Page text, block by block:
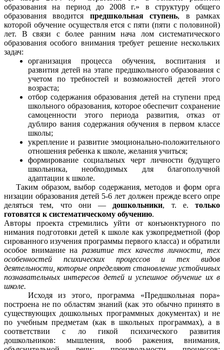
образования на период до 2008 г.» в структуру общего
образования вводится предшкольная ступень, в рамках
которой обучение осуществля ется с пяти (пяти с половиной)
лет. В связи с более ранним нача лом систематического
образования особого внимания требует решение нескольких
задач:
организация процесса обучения, воспитания и
развития детей на этапе предшкольного образования с
учетом по требностей и возможностей детей этого
возраста;
отбор содержания образования детей на ступени пред
школьного образования, которое обеспечит сохранение
самоценности этого периода развития, отказ от
дублиро вания содержания обучения в первом классе
школы;
укрепление и развитие эмоционально-положительного
отношения ребенка к школе, желания учиться;
формирование социальных черт личности будущего
школьника, необходимых для благополучной
адаптации к школе.
Таким образом, выбор содержания, методов и форм орга
низации образования детей 5-6 лет должен прежде всего опре
деляться тем, что они — дошкольники, т. е. только
готовятся к систематическому обучению.
Авторы проекта стремились уйти от конъюнктурного по
нимания подготовки детей к школе как узкопредметной (фор
сированного изучения программы первого класса) и обратили
особое внимание на развитие тех качеств личности, тех
особенностей психических процессов и тех видов
деятельности, которые определяют становление устойчивых
познавательных интересов детей и успешное обучение их в
школе.
Исходя из этого, программа «Предшкольная пора»
построена не по областям знаний (как это обычно принято в
существующих дошкольных программных документах) и не
по учебным предметам (как в школьных программах), а в
соответствии с ло гикой психического развития
дошкольников: мышления, вооб ражения, внимания,